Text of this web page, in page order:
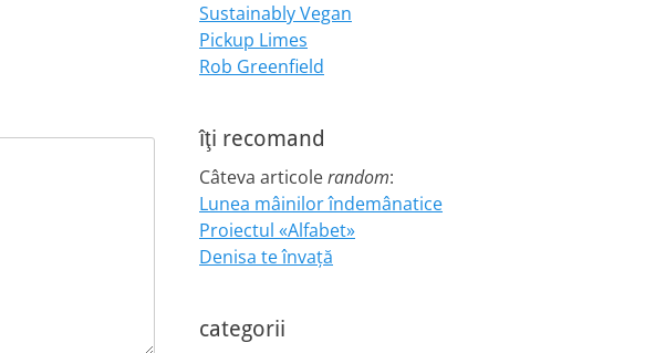
Sustainably Vegan
Pickup Limes
Rob Greenfield
îţi recomand
Câteva articolerandom:
Lunea mâinilor îndemânatice
Proiectul «Alfabet»
Denisa te învaţă
categorii